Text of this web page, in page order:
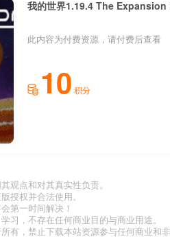
我的世界1.19.4 The
此内容为付费资源，请付费后查看
10 积分
观点和对其真实性负责。
授权并合法使用。
第一时间解决！
习，不存在任何商业目的与商业用途。
有，禁止下载本站资源参与任何商业和